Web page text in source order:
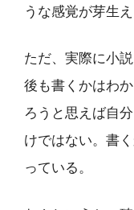
うな感覚が芽生
ただ、実際に小
後も書くかはわ
ろうと思えば自
けではない。書
っている。